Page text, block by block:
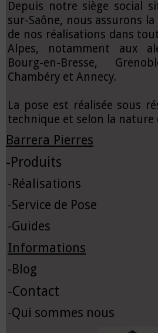
Depuis notre siège social
sur-Saône, nous assurons
de nos réalisations dans
Alpes, notamment aux
Bourg-en-Bresse,
Chambéry et Annecy.
La pose est réalisée sous
technique et selon la nature
Barrera Pierres
-Produits
- Réalisations
-Service de Pose
-Guides
Informations
- Blog
-Contact
-Qui sommes nous